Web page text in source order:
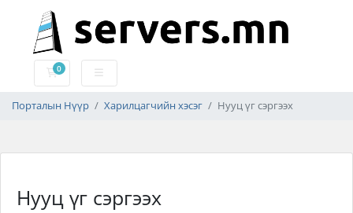
0
Дэлгүүрийн сагс
Порталын Нүүр Харилцагчийн хэсэг Нууц үг сэргээх
Нууц үг сэргээх